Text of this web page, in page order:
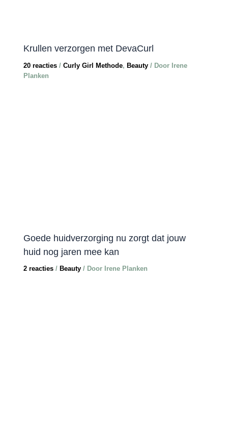
Krullen verzorgen met DevaCurl
20 reacties / Curly Girl Methode, Beauty/ Door Irene
Planken
Goede huidverzorging nu zorgt dat jouw
huid nog jaren mee kan
2 reacties / Beauty/ Door Irene Planken